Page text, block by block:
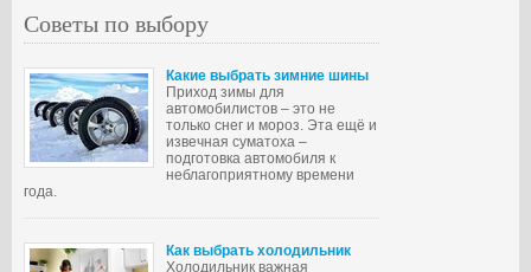
Советы по выбору
Какие выбрать зимние шины
Приход зимы для
автомобилистов – это не
только снег и мороз. Эта ещё и
извечная суматоха –
подготовка автомобиля к
неблагоприятному времени
года.
Как выбрать холодильник
Холодильник важная